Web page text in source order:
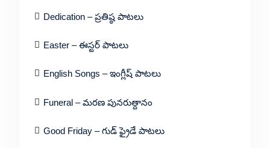
Dedication – ప్రతిష్ఠ పాటలు
Easter – ఈస్టర్ పాటలు
English Songs – ఇంగ్లీష్ పాటలు
Funeral – మరణ పునరుత్దానం
Good Friday – గుడ్ ఫ్రైడే పాటలు